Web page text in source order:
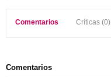
Comentarios Críticas (0)
Comentarios